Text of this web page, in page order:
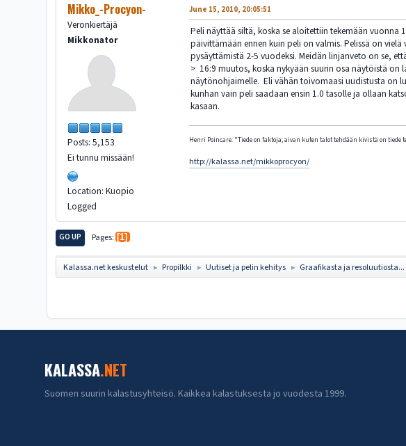
Mikko_-Procyon-
Veronkiertäjä
Mikkonator
Posts: 5,153
Ei tunnu missään!
Location: Kuopio
Logged
June 15, 2010, 20:05:51
Peli näyttää siltä, koska se aloitettiin tekemään
päivittämään ennen kuin peli on valmis. Pelissä on
pysäyttämistä 2-5 vuodeksi. Meidän linjanveto on se,
> 16:9 muutos, koska nykyään suurin osa näytöistä on
näytönohjaimelle. Eli vähän toivomaasi uudistusta on
kunhan vain peli saadaan ensin 1.0 tasolle ja ollaan
kasaan.
Henri Poincare: "Tiede on faktoja; aivan kuten talot tehdään kivistä on
http://kalassa.net/mikkoprocyon/
GO UP Pages 1
Kalassa.net keskustelut ► Propilkki ► Uutiset ja pelin kehitys ► Graafikasta ja resoluutiosta...
KALASSA.NET
Suomen suurin kalastusyhteisö. Kaikkea kalastuksesta jo vuodesta 1999.